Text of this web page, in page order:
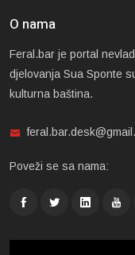
O nama
Feral.bar je portal
djelovanja Sua Sponte
kulturna baština.
Poveži se sa nama: